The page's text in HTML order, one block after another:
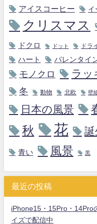
アイスコーヒー イ
クリスマス
ドクロ ドット ドラ
ハート バレンタイ
モノクロ ラッ
冬 動物 北欧 壁
日本の風景
秋 花 誕
青い 風景 黒
最近の投稿
iPhone15・15Pro・14Pro
イズで配信中